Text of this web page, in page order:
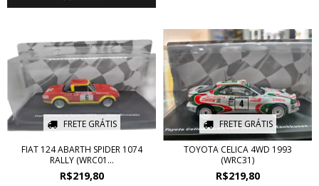
FRETE GRÁTIS
FIAT 124 ABARTH SPIDER 1074
RALLY (WRC01...
R$219,80
FRETE GRÁTIS
TOYOTA CELICA 4WD 1993
(WRC31)
R$219,80